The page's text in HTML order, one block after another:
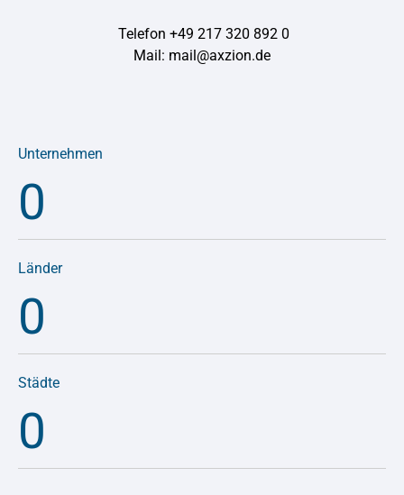
Telefon +49 217 320 892 0
Mail: mail@axzion.de
Unternehmen
0
Länder
0
Städte
0